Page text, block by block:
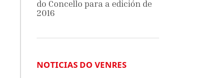
do Concello para a edición de
2016
NOTICIAS DO VENRES